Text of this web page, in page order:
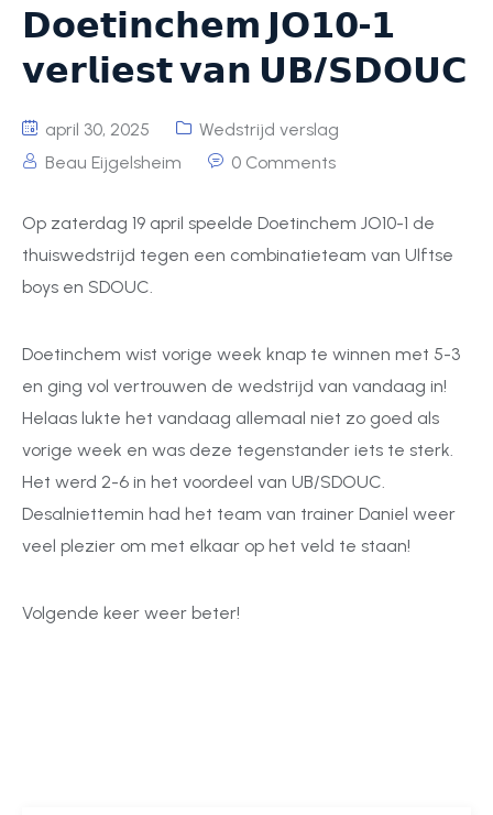
𝗗𝗼𝗲𝘁𝗶𝗻𝗰𝗵𝗲𝗺 𝗝𝗢𝟭𝟬-𝟭
𝘃𝗲𝗿𝗹𝗶𝗲𝘀𝘁 𝘃𝗮𝗻 𝗨𝗕/𝗦𝗗𝗢𝗨𝗖
april 30, 2025
Wedstrijd verslag
Beau Eijgelsheim
0 Comments
Op zaterdag 19 april speelde Doetinchem JO10-1 de
thuiswedstrijd tegen een combinatieteam van Ulftse
boys en SDOUC.
Doetinchem wist vorige week knap te winnen met 5-3
en ging vol vertrouwen de wedstrijd van vandaag in!
Helaas lukte het vandaag allemaal niet zo goed als
vorige week en was deze tegenstander iets te sterk.
Het werd 2-6 in het voordeel van UB/SDOUC.
Desalniettemin had het team van trainer Daniel weer
veel plezier om met elkaar op het veld te staan!
Volgende keer weer beter!